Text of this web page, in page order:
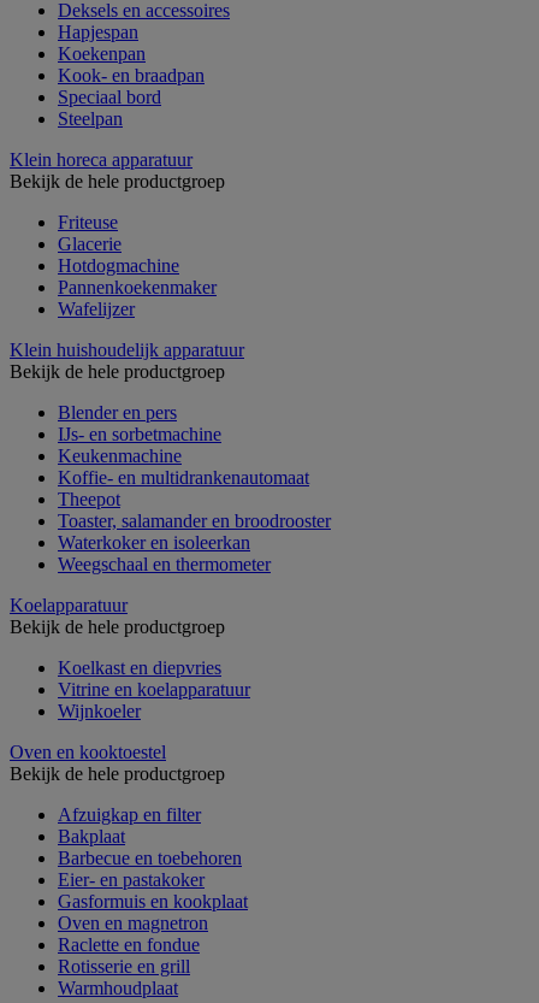
Deksels en accessoires
Hapjespan
Koekenpan
Kook- en braadpan
Speciaal bord
Steelpan
Klein horeca apparatuur
Bekijk de hele productgroep
Friteuse
Glacerie
Hotdogmachine
Pannenkoekenmaker
Wafelijzer
Klein huishoudelijk apparatuur
Bekijk de hele productgroep
Blender en pers
IJs- en sorbetmachine
Keukenmachine
Koffie- en multidrankenautomaat
Theepot
Toaster, salamander en broodrooster
Waterkoker en isoleerkan
Weegschaal en thermometer
Koelapparatuur
Bekijk de hele productgroep
Koelkast en diepvries
Vitrine en koelapparatuur
Wijnkoeler
Oven en kooktoestel
Bekijk de hele productgroep
Afzuigkap en filter
Bakplaat
Barbecue en toebehoren
Eier- en pastakoker
Gasformuis en kookplaat
Oven en magnetron
Raclette en fondue
Rotisserie en grill
Warmhoudplaat